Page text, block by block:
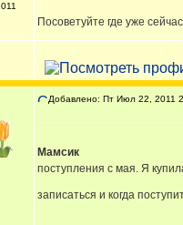
Посоветуйте где уже
Добавлено: Пт Июл 22, 2011
Мамсик
поступления с мая. Я
записаться и когда